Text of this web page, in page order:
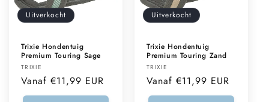
Uitverkocht
Trixie Hondentuig
Premium Touring Sage
Verkoper:
TRIXIE
Normale
prijs
Vanaf €11,99 EUR
Uitverkocht
Trixie Hondentuig
Premium Touring Zand
Verkoper:
TRIXIE
Normale
prijs
Vanaf €11,99 EUR